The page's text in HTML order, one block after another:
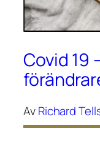
Covid 19
AvRichard